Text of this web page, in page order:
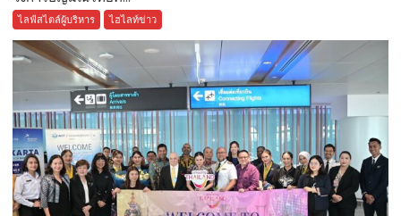
ไลฟ์สไตล์ผู้บริหาร ไฮไลท์ข่าว